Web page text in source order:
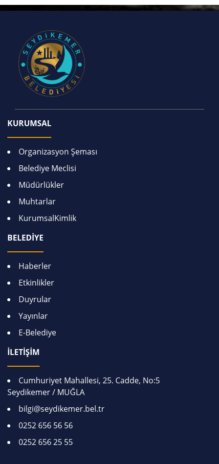
KURUMSAL
Organizasyon Şeması
Belediye Meclisi
Müdürlükler
Muhtarlar
KurumsalKimlik
BELEDİYE
Haberler
Etkinlikler
Duyrular
Yayınlar
E-Belediye
İLETİŞİM
Cumhuriyet Mahallesi, 25. Cadde, No:5
Seydikemer / MUĞLA
bilgi@seydikemer.bel.tr
0252 656 56 56
0252 656 25 55